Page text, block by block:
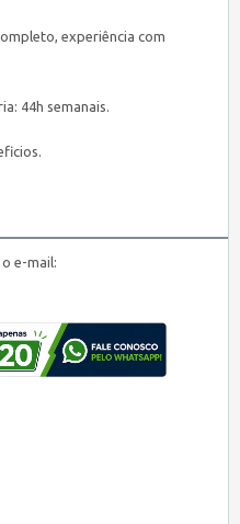
experiência com
44h semanais.
e-mail: